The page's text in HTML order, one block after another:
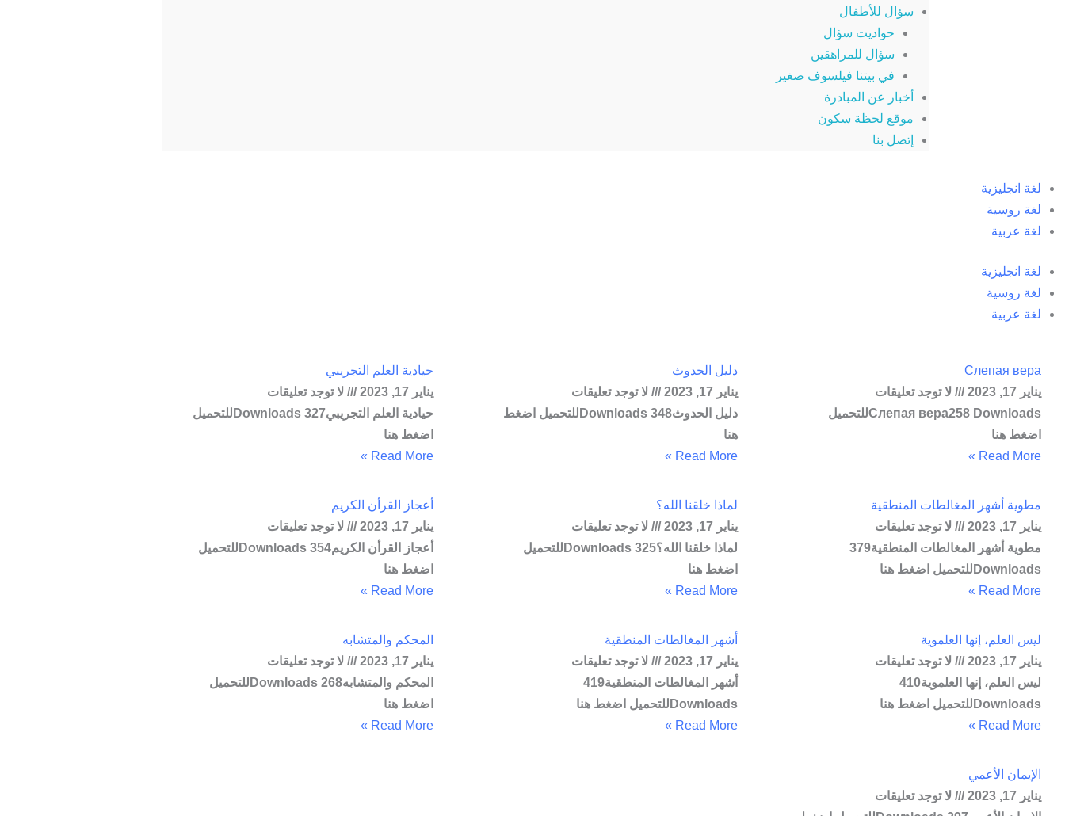
سؤال للأطفال
حواديت سؤال
سؤال للمراهقين
في بيتنا فيلسوف صغير
أخبار عن المبادرة
موقع لحظة سكون
إتصل بنا
لغة انجليزية
لغة روسية
لغة عربية
لغة انجليزية
لغة روسية
لغة عربية
Слепая вера
يناير 17, 2023
لا توجد تعليقات
Слепая вера258 Downloadsللتحميل
اضغط هنا
Read More »
دليل الحدوث
يناير 17, 2023
لا توجد تعليقات
دليل الحدوث348 Downloadsللتحميل اضغط
هنا
Read More »
حيادية العلم التجريبي
يناير 17, 2023
لا توجد تعليقات
حيادية العلم التجريبي327 Downloadsللتحميل
اضغط هنا
Read More »
مطوية أشهر المغالطات المنطقية
يناير 17, 2023
لا توجد تعليقات
مطوية أشهر المغالطات المنطقية379
Downloadsللتحميل اضغط هنا
Read More »
لماذا خلقنا الله؟
يناير 17, 2023
لا توجد تعليقات
لماذا خلقنا الله؟325 Downloadsللتحميل
اضغط هنا
Read More »
أعجاز القرأن الكريم
يناير 17, 2023
لا توجد تعليقات
أعجاز القرأن الكريم354 Downloadsللتحميل
اضغط هنا
Read More »
ليس العلم، إنها العلموية
يناير 17, 2023
لا توجد تعليقات
ليس العلم، إنها العلموية410
Downloadsللتحميل اضغط هنا
Read More »
أشهر المغالطات المنطقية
يناير 17, 2023
لا توجد تعليقات
أشهر المغالطات المنطقية419
Downloadsللتحميل اضغط هنا
Read More »
المحكم والمتشابه
يناير 17, 2023
لا توجد تعليقات
المحكم والمتشابه268 Downloadsللتحميل
اضغط هنا
Read More »
الإيمان الأعمي
يناير 17, 2023
لا توجد تعليقات